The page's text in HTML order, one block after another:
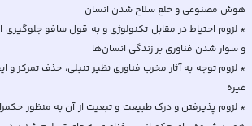
* لزوم احتیاط در مقابل تکنولوژی و به قول سافو
* لزوم توجه به آثار مخرب فناوری نظیر تنبلی، حذف تمرکز
* لزوم پذیرفتن و درک طبیعت و تبعیت از آن به منظور